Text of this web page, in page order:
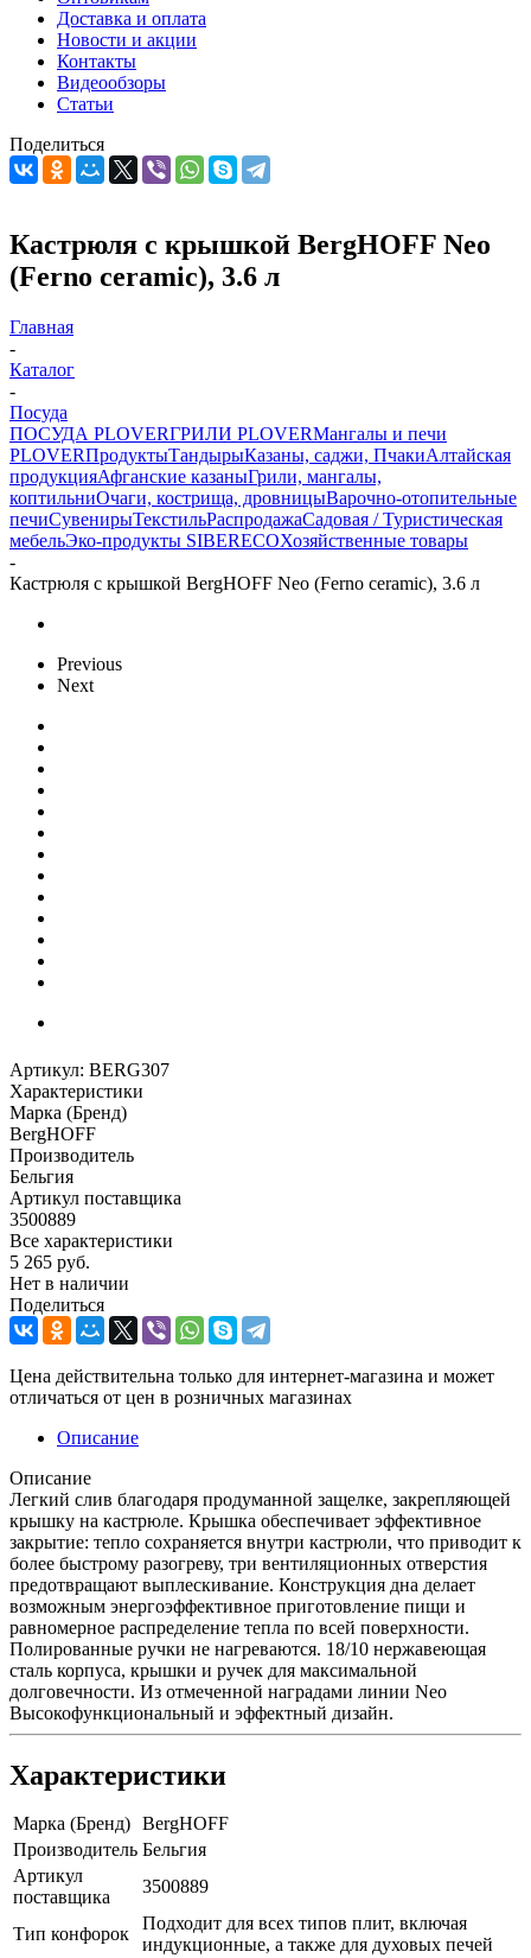
Доставка и оплата
Новости и акции
Контакты
Видеообзоры
Статьи
Поделиться
Кастрюля с крышкой BergHOFF Neo
(Ferno ceramic), 3.6 л
Главная
-
Каталог
-
Посуда
ПОСУДА PLOVERГРИЛИ PLOVERМангалы и печи
PLOVERПродуктыТандырыКазаны, саджи, ПчакиАлтайская
продукцияАфганские казаныГрили, мангалы,
коптильниОчаги, кострища, дровницыВарочно-отопительные
печиСувенирыТекстильРаспродажаСадовая / Туристическая
мебельЭко-продукты SIBERECOХозяйственные товары
-
Кастрюля с крышкой BergHOFF Neo (Ferno ceramic), 3.6 л
Previous
Next
Артикул: BERG307
Характеристики
Марка (Бренд)
BergHOFF
Производитель
Бельгия
Артикул поставщика
3500889
Все характеристики
5 265 руб.
Нет в наличии
Поделиться
Цена действительна только для интернет-магазина и может
отличаться от цен в розничных магазинах
Описание
Описание
Легкий слив благодаря продуманной защелке, закрепляющей
крышку на кастрюле. Крышка обеспечивает эффективное
закрытие: тепло сохраняется внутри кастрюли, что приводит к
более быстрому разогреву, три вентиляционных отверстия
предотвращают выплескивание. Конструкция дна делает
возможным энергоэффективное приготовление пищи и
равномерное распределение тепла по всей поверхности.
Полированные ручки не нагреваются. 18/10 нержавеющая
сталь корпуса, крышки и ручек для максимальной
долговечности. Из отмеченной наградами линии Neo
Высокофункциональный и эффектный дизайн.
Характеристики
Марка (Бренд) BergHOFF
Производитель Бельгия
Артикул
поставщика
3500889
Тип конфорок
Подходит для всех типов плит, включая
индукционные, а также для духовых печей